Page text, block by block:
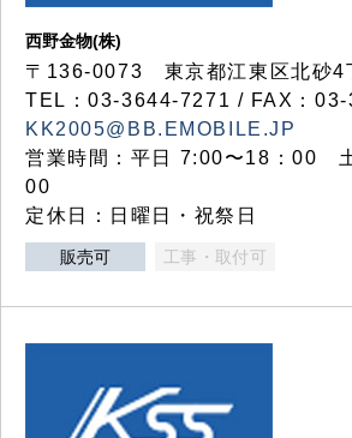
西野金物(株)
〒136-0073 東京都江東区北砂4
TEL：03‐3644‐7271 / FAX：
KK2005@BB.EMOBILE.JP
営業時間：平日 7:00〜18：00
00
定休日：日曜日・祝祭日
販売可 工事・取付可